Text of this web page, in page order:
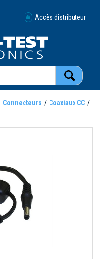
Accès distributeur
Connecteurs
Coaxiaux CC